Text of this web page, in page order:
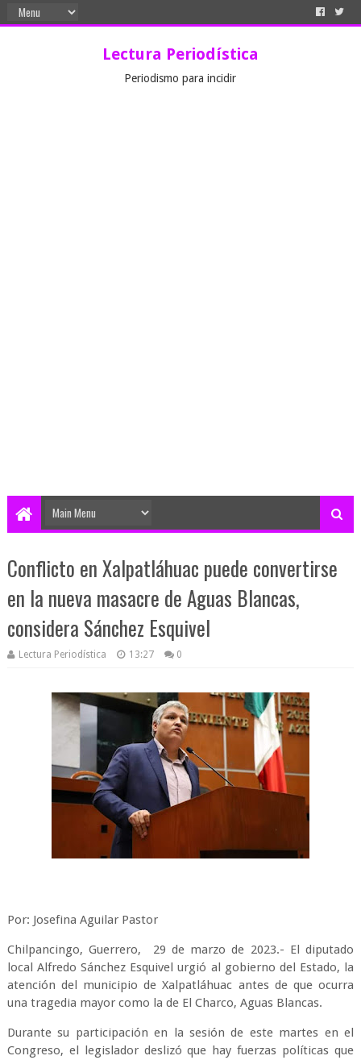
Lectura Periodística
Periodismo para incidir
Conflicto en Xalpatláhuac puede convertirse
en la nueva masacre de Aguas Blancas,
considera Sánchez Esquivel
Lectura Periodística 13:27 0
Por: Josefina Aguilar Pastor
Chilpancingo, Guerrero, 29 de marzo de 2023.- El diputado
local Alfredo Sánchez Esquivel urgió al gobierno del Estado, la
atención del municipio de Xalpatláhuac antes de que ocurra
una tragedia mayor como la de El Charco, Aguas Blancas.
Durante su participación en la sesión de este martes en el
Congreso, el legislador deslizó que hay fuerzas políticas que